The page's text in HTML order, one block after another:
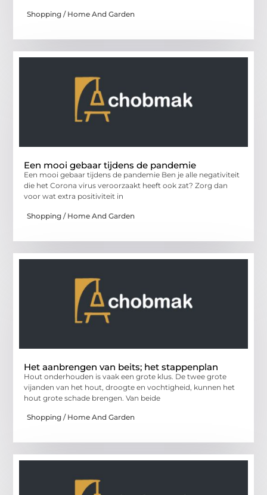
Shopping / Home And Garden
Een mooi gebaar tijdens de pandemie
Een mooi gebaar tijdens de pandemie Ben je alle negativiteit
die het Corona virus veroorzaakt heeft ook zat? Zorg dan
voor wat extra positiviteit in
Shopping / Home And Garden
Het aanbrengen van beits; het stappenplan
Hout onderhouden is vaak een grote klus. De twee grote
vijanden van het hout, droogte en vochtigheid, kunnen het
hout grote schade brengen. Van beide
Shopping / Home And Garden